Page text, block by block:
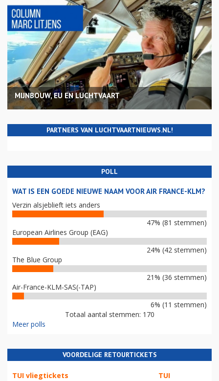
MIJNBOUW, EU EN LUCHTVAART
PARTNERS VAN LUCHTVAARTNIEUWS.NL!
POLL
WAT IS EEN GOEDE NIEUWE NAAM VOOR AIR FRANCE-KLM?
Verzin alsjeblieft iets anders
47% (81 stemmen)
European Airlines Group (EAG)
24% (42 stemmen)
The Blue Group
21% (36 stemmen)
Air-France-KLM-SAS(-TAP)
6% (11 stemmen)
Totaal aantal stemmen: 170
Meer polls
VOORDELIGE RETOURTICKETS
TUI vliegtickets TUI